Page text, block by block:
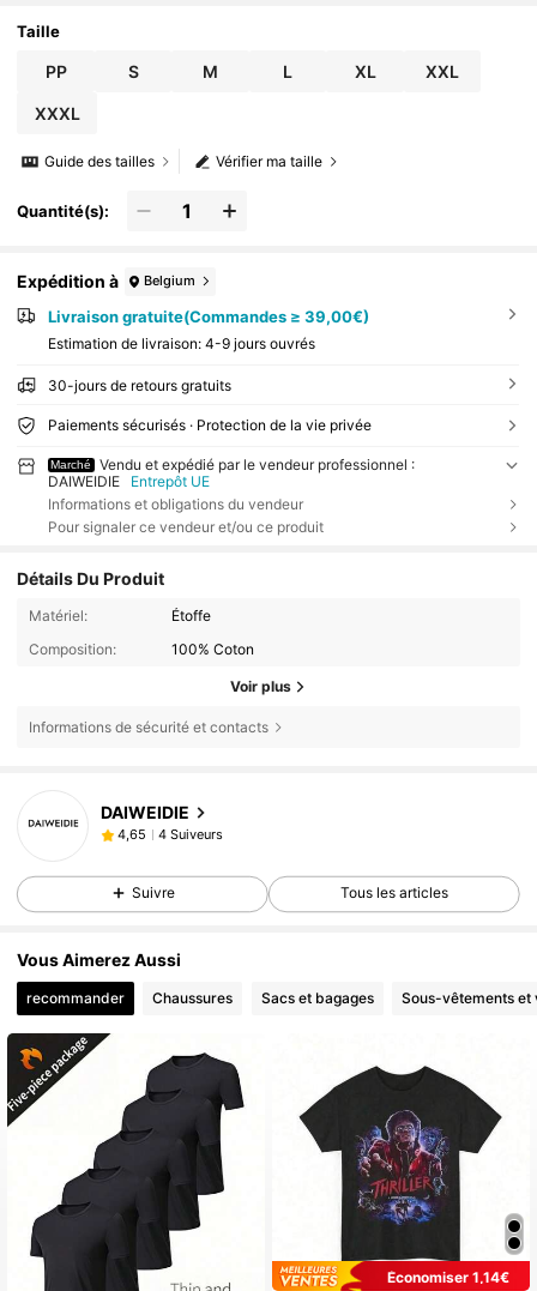
Taille
PP S M L XL XXL
XXXL
Vérifier ma taille
Guide des tailles
Quantité(s):
Expédition à Belgium
Livraison gratuite(Commandes ≥ 39,00€)
Estimation de livraison: 4-9 jours ouvrés
30-jours de retours gratuits
Paiements sécurisés · Protection de la vie privée
Marché
Vendu et expédié par le vendeur professionnel :
DAIWEIDIE
Entrepôt UE
Informations et obligations du vendeur
Pour signaler ce vendeur et/ou ce produit
Détails Du Produit
Matériel:
Étoffe
Composition:
100% Coton
Voir plus
Informations de sécurité et contacts
DAIWEIDIE
4,65 4 Suiveurs
Suivre Tous les articles
Vous Aimerez Aussi
recommander Chaussures Sacs et bagages Sous-vêtements et
Économiser 1,14€